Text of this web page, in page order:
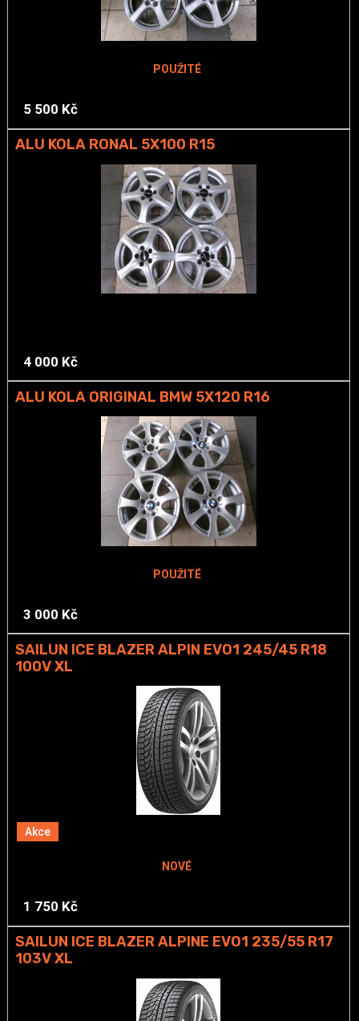
POUŽITÉ
5 500 Kč
ALU KOLA RONAL 5X100 R15
4 000 Kč
ALU KOLA ORIGINAL BMW 5X120 R16
POUŽITÉ
3 000 Kč
Akce
SAILUN ICE BLAZER ALPIN EVO1 245/45 R18
100V XL
NOVÉ
1 750 Kč
SAILUN ICE BLAZER ALPINE EVO1 235/55 R17
103V XL